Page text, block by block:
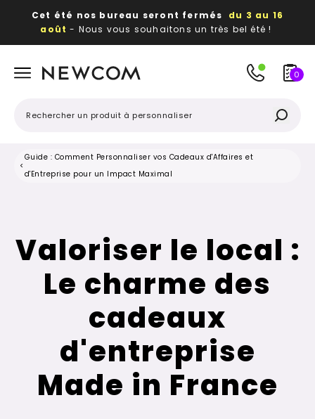
Cet été nos bureau seront fermés du 3 au 16
août - Nous vous souhaitons un très bel été !
publicitaires
0
<
Guide : Comment Personnaliser vos Cadeaux d'Affaires et
d'Entreprise pour un Impact Maximal
Valoriser le local :
Le charme des
cadeaux
d'entreprise
Made in France